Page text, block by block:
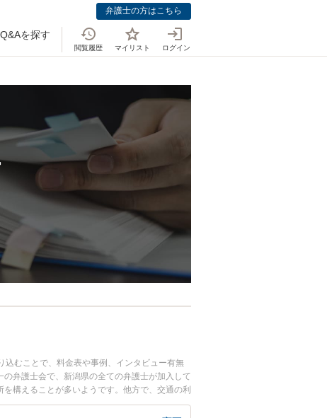
弁護士の方はこちら
を探す
閲覧履歴 マイリスト ログイン
むことで、料金表や事例、インタビュー有無
弁護士会で、新潟県の全ての弁護士が加入して
構えることが多いようです。他方で、交通の利
士も多くいます。したがって弁護士検索をする